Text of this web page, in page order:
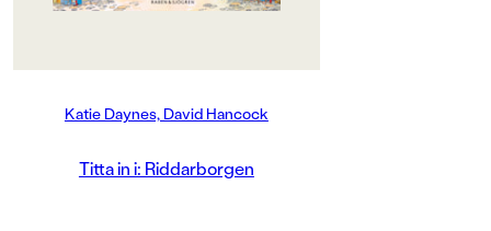
2006-03-09
Produktion
MILJÖMÄRKNING
Katie Daynes, David Hancock
Titta in i: Riddarborgen